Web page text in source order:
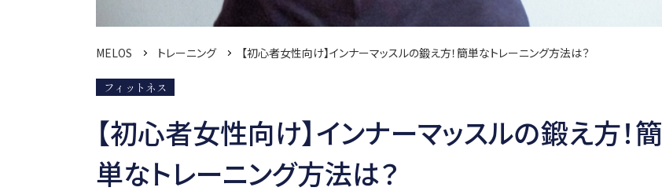
MELOS トレーニング 【初心者女性向け】インナーマッスルの鍛え方！簡単なトレーニング方法は？
フィットネス
【初心者女性向け】インナーマッスルの鍛え方！簡
単なトレーニング方法は？